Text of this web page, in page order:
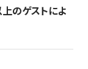
のゲストによ